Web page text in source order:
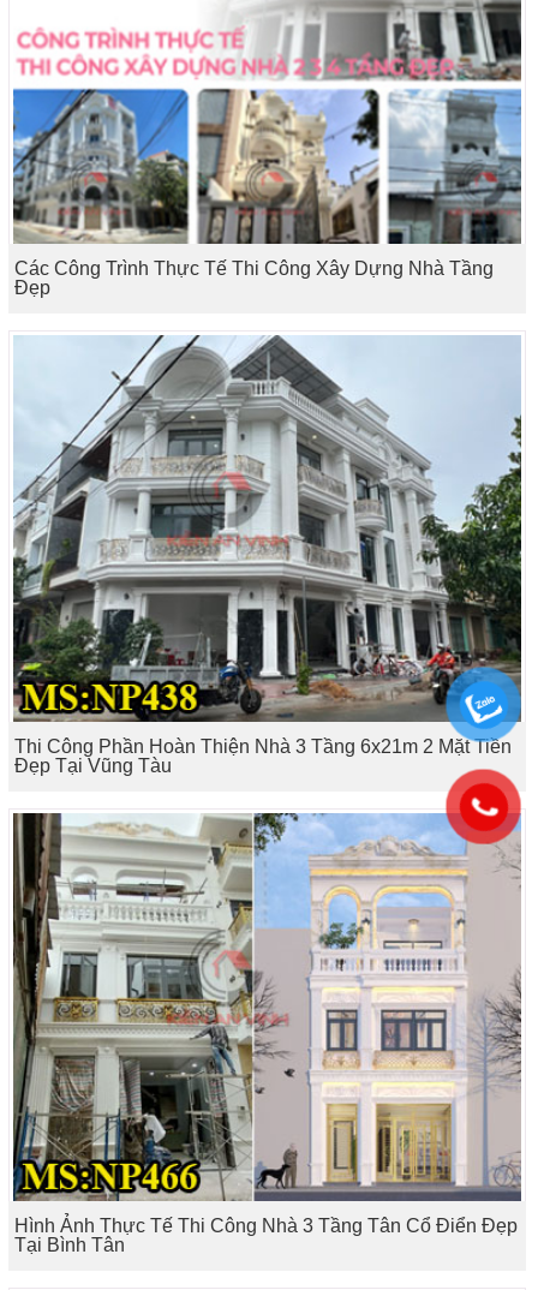
Các Công Trình Thực Tế Thi Công Xây Dựng Nhà Tầng
Đẹp
Thi Công Phần Hoàn Thiện Nhà 3 Tầng 6x21m 2 Mặt Tiền
Đẹp Tại Vũng Tàu
Hình Ảnh Thực Tế Thi Công Nhà 3 Tầng Tân Cổ Điển Đẹp
Tại Bình Tân